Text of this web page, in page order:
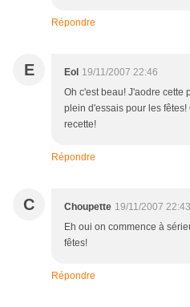
Répondre
E Eol 19/11/2007 22:46
Oh c'est beau! J'aodre cette
plein d'essais pour les
recette!
Répondre
C Choupette 19/11/2007 22:43
Eh oui on commence à
fêtes!
Répondre